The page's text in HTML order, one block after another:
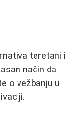
teretani i
način da
o vežbanju u